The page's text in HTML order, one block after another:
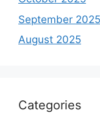
September 2025
August 2025
Categories